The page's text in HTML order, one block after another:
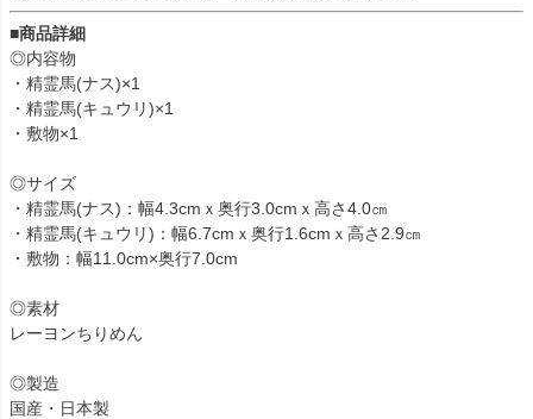
■商品詳細
◎内容物
・精霊馬(ナス)×1
・精霊馬(キュウリ)×1
・敷物×1
◎サイズ
・精霊馬(ナス)：幅4.3cmｘ奥行3.0cmｘ高さ4.0㎝
・精霊馬(キュウリ)：幅6.7cmｘ奥行1.6cmｘ高さ2.9㎝
・敷物：幅11.0cm×奥行7.0cm
◎素材
レーヨンちりめん
◎製造
国産・日本製